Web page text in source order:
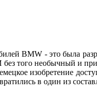
BMW - это была
того необычный и
изобретение
в один из